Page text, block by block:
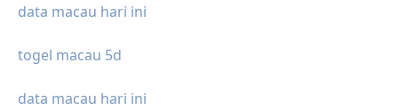
data macau hari ini
togel macau 5d
data macau hari ini